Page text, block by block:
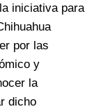
iniciativa para
por las
y
la
dicho